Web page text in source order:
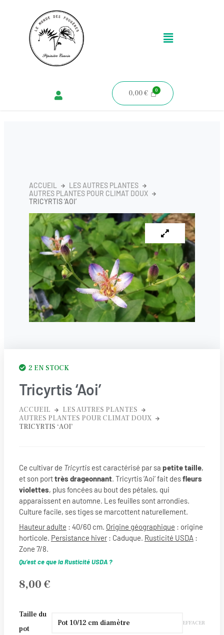
Menu
0,00€
ACCUEIL
LES AUTRES PLANTES
AUTRES PLANTES POUR CLIMAT DOUX
TRICYRTIS ‘AOI’
2 EN STOCK
Tricyrtis ‘Aoi’
ACCUEIL
LES AUTRES PLANTES
AUTRES PLANTES POUR CLIMAT DOUX
TRICYRTIS ‘AOI’
Ce cultivar de Tricyrtisest caractérisé par sa petite taille,
et son porttrès drageonnant. Tricyrtis ‘Aoi’ fait desfleurs
violettes, plus foncées au bout des pétales, qui
apparaissent en automne. Les feuilles sont arrondies.
Culture facile, ses tiges se marcottent naturellement.
Hauteur adulte : 40/60 cm. Origine géographique : origine
horticole. Persistance hiver: Caduque. Rusticité USDA:
Zone 7/8.
Qu’est ce que la Rusticité USDA ?
8,00 €
Taille du
pot
EFFACER
quantité
de